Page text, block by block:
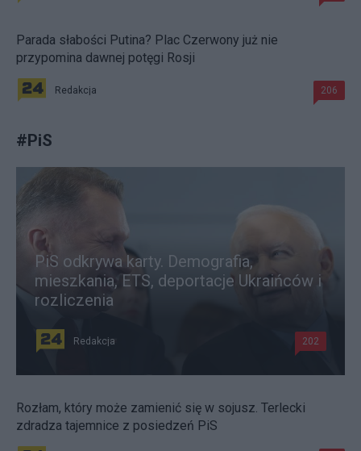
Parada słabości Putina? Plac Czerwony już nie
przypomina dawnej potęgi Rosji
Redakcja 206
#PiS
PiS odkrywa karty. Demografia,
mieszkania, ETS, deportacje Ukraińców i
rozliczenia
Redakcja 202
Rozłam, który może zamienić się w sojusz. Terlecki
zdradza tajemnice z posiedzeń PiS